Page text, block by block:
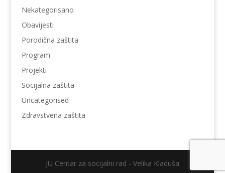
Nekategorisano
Obavijesti
Porodična zaštita
Program
Projekti
Socijalna zaštita
Uncategorised
Zdravstvena zaštita
JU Centar za socijalni rad - Velika Kladuša